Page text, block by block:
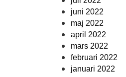
juni 2022
maj 2022
april 2022
mars 2022
februari 2022
januari 2022